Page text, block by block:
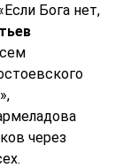
Бога нет,
через